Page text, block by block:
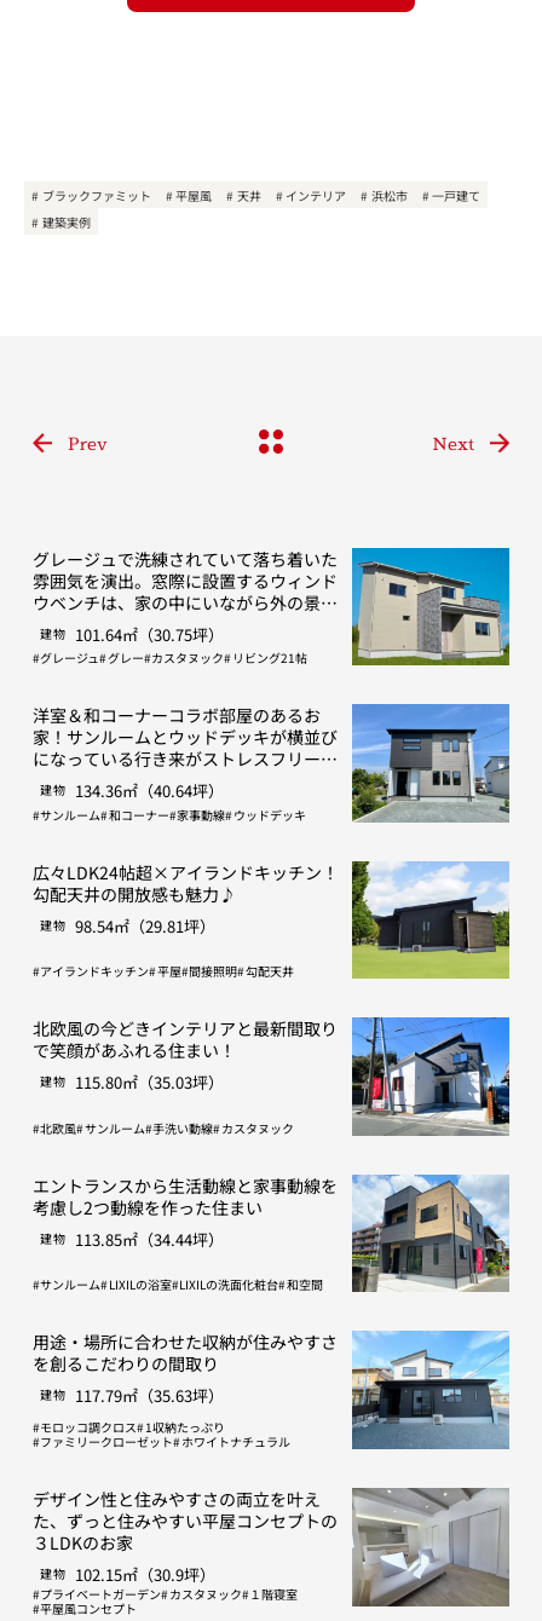
ブラックファミット 平屋風 天井 インテリア 浜松市
一戸建て
建築実例
Prev Next
グレージュで洗練されていて落ち着いた
雰囲気を演出。窓際に設置するウィンド
ウベンチは、家の中にいながら外の景色
や光を感じられる。
建物 101.64㎡（30.75坪）
グレージュ グレー カスタヌック リビング21帖
洋室＆和コーナーコラボ部屋のあるお
家！サンルームとウッドデッキが横並び
になっている行き来がストレスフリーな
間取り
建物 134.36㎡（40.64坪）
サンルーム 和コーナー 家事動線 ウッドデッキ
広々LDK24帖超×アイランドキッチン！
勾配天井の開放感も魅力♪
建物 98.54㎡（29.81坪）
アイランドキッチン 平屋 間接照明 勾配天井
北欧風の今どきインテリアと最新間取り
で笑顔があふれる住まい！
建物 115.80㎡（35.03坪）
北欧風 サンルーム 手洗い動線 カスタヌック
エントランスから生活動線と家事動線を
考慮し2つ動線を作った住まい
建物 113.85㎡（34.44坪）
サンルーム LIXILの浴室 LIXILの洗面化粧台 和空間
用途・場所に合わせた収納が住みやすさ
を創るこだわりの間取り
建物 117.79㎡（35.63坪）
モロッコ調クロス 1収納たっぷり
ファミリークローゼット ホワイトナチュラル
デザイン性と住みやすさの両立を叶え
た、ずっと住みやすい平屋コンセプトの
３LDKのお家
建物 102.15㎡（30.9坪）
プライベートガーデン カスタヌック
１階寝室
平屋風コンセプト